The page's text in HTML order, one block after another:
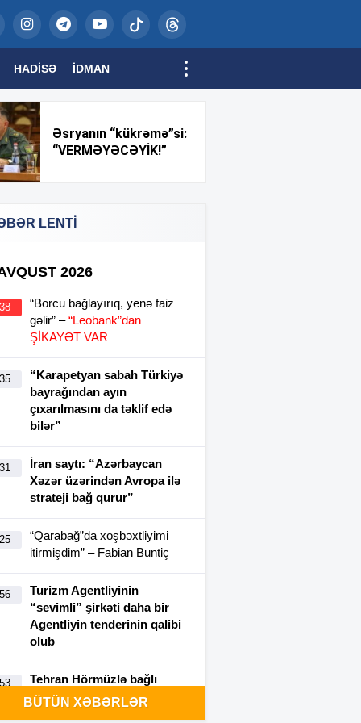
HADISƏ İDMAN
Əsryanın “kükrəmə”si:
“VERMƏYƏCƏYİK!”
LENTİ
2026
“Borcu bağlayırıq, yenə faiz
gəlir” –“Leobank”dan
ŞİKAYƏT VAR
“Karapetyan sabah Türkiyə
bayrağından ayın
çıxarılmasını da təklif edə
bilər”
İran saytı: “Azərbaycan
Xəzər üzərindən Avropa ilə
strateji bağ qurur”
“Qarabağ”da xoşbəxtliyimi
itirmişdim” – Fabian Buntiç
Turizm Agentliyinin
“sevimli” şirkəti daha bir
Agentliyin tenderinin qalibi
olub
Tehran Hörmüzlə bağlı
şərtlərini açıqladı: Nələr
BÜTÜN XƏBƏRLƏR